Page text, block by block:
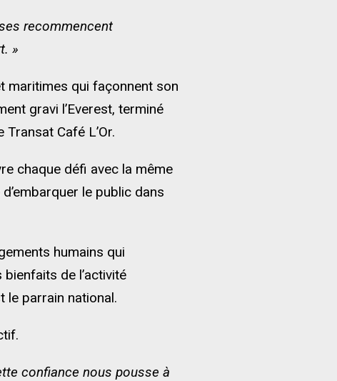
recommencent
»
maritimes qui façonnent son
gravi l’Everest, terminé
Café L’Or.
chaque défi avec la même
le public dans
humains qui
de l’activité
le parrain national.
confiance nous pousse à